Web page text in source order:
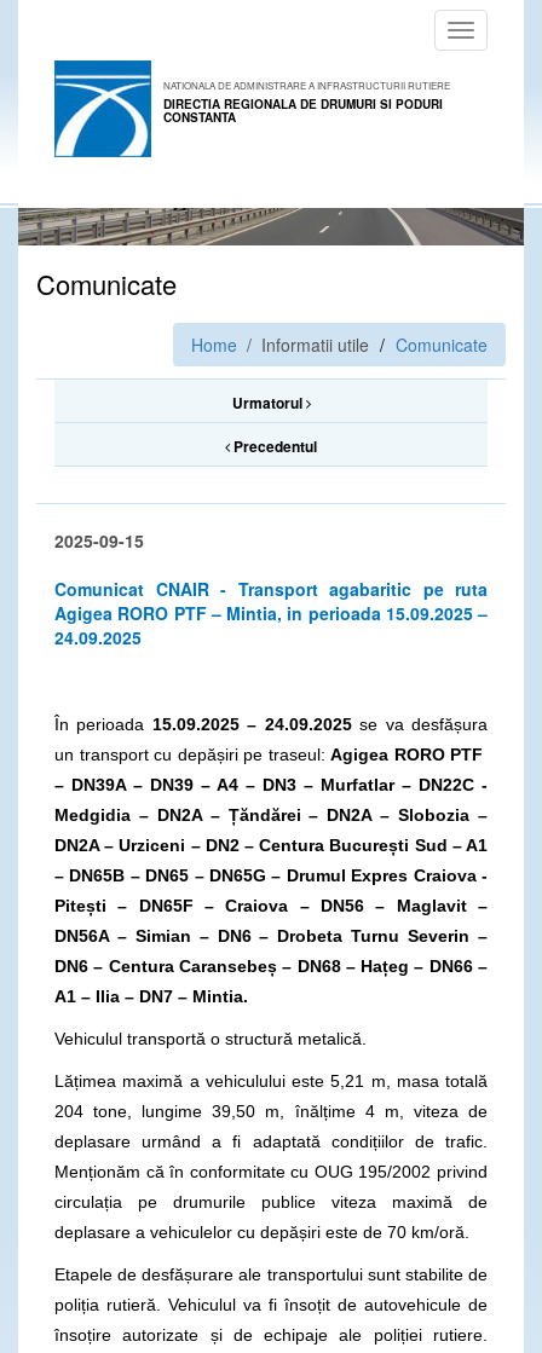
Toggle
navigation
NATIONALA DE ADMINISTRARE A INFRASTRUCTURII RUTIERE
DIRECTIA REGIONALA DE DRUMURI SI PODURI
CONSTANTA
Comunicate
Home / Informatii utile Comunicate
Urmatorul
Precedentul
2025-09-15
Comunicat CNAIR - Transport agabaritic pe ruta
Agigea RORO PTF – Mintia, in perioada 15.09.2025 –
24.09.2025
În perioada 15.09.2025 – 24.09.2025se va desfășura
un transport cu depășiri pe traseul: Agigea RORO PTF
– DN39A – DN39 – A4 – DN3 – Murfatlar – DN22C -
Medgidia – DN2A – Țăndărei – DN2A – Slobozia –
DN2A – Urziceni – DN2 – Centura București Sud – A1
– DN65B – DN65 – DN65G – Drumul Expres Craiova -
Pitești – DN65F – Craiova – DN56 – Maglavit –
DN56A – Simian – DN6 – Drobeta Turnu Severin –
DN6 – Centura Caransebeș – DN68 – Hațeg – DN66 –
A1 – Ilia – DN7 – Mintia.
Vehiculul transportă o structură metalică.
Lățimea maximă a vehiculului este 5,21 m, masa totală
204 tone, lungime 39,50 m, înălțime 4 m, viteza de
deplasare urmând a fi adaptată condițiilor de trafic.
Menționăm că în conformitate cu OUG 195/2002 privind
circulația pe drumurile publice viteza maximă de
deplasare a vehiculelor cu depășiri este de 70 km/oră.
Etapele de desfășurare ale transportului sunt stabilite de
poliția rutieră. Vehiculul va fi însoțit de autovehicule de
însoțire autorizate și de echipaje ale poliției rutiere.